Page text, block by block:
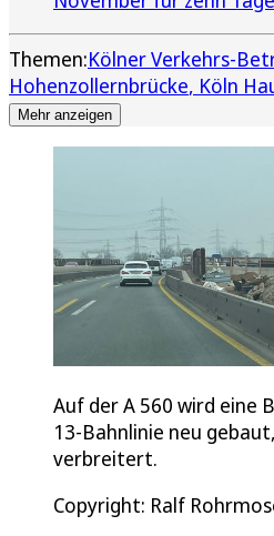
Themen:Kölner Verkehrs-
Hohenzollernbrücke Köln
Mehr anzeigen
Auf der A 560 wird eine
13-Bahnlinie neu
verbreitert.
Copyright: Ralf